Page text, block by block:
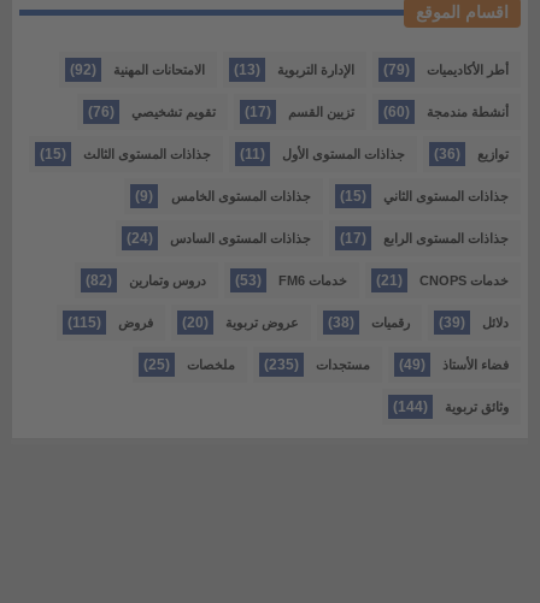
اقسام الموقع
أطر الأكاديميات (79) الإدارة التربوية (13) الامتحانات المهنية (92)
أنشطة مندمجة (60) تزيين القسم (17) تقويم تشخيصي (76)
توازيع (36) جذاذات المستوى الأول (11) جذاذات المستوى الثالث (15)
جذاذات المستوى الثاني (15) جذاذات المستوى الخامس (9)
جذاذات المستوى الرابع (17) جذاذات المستوى السادس (24)
خدمات CNOPS (21) خدمات FM6 (53) دروس وتمارين (82)
دلائل (39) رقميات (38) عروض تربوية (20) فروض (115)
فضاء الأستاذ (49) مستجدات (235) ملخصات (25)
وثائق تربوية (144)